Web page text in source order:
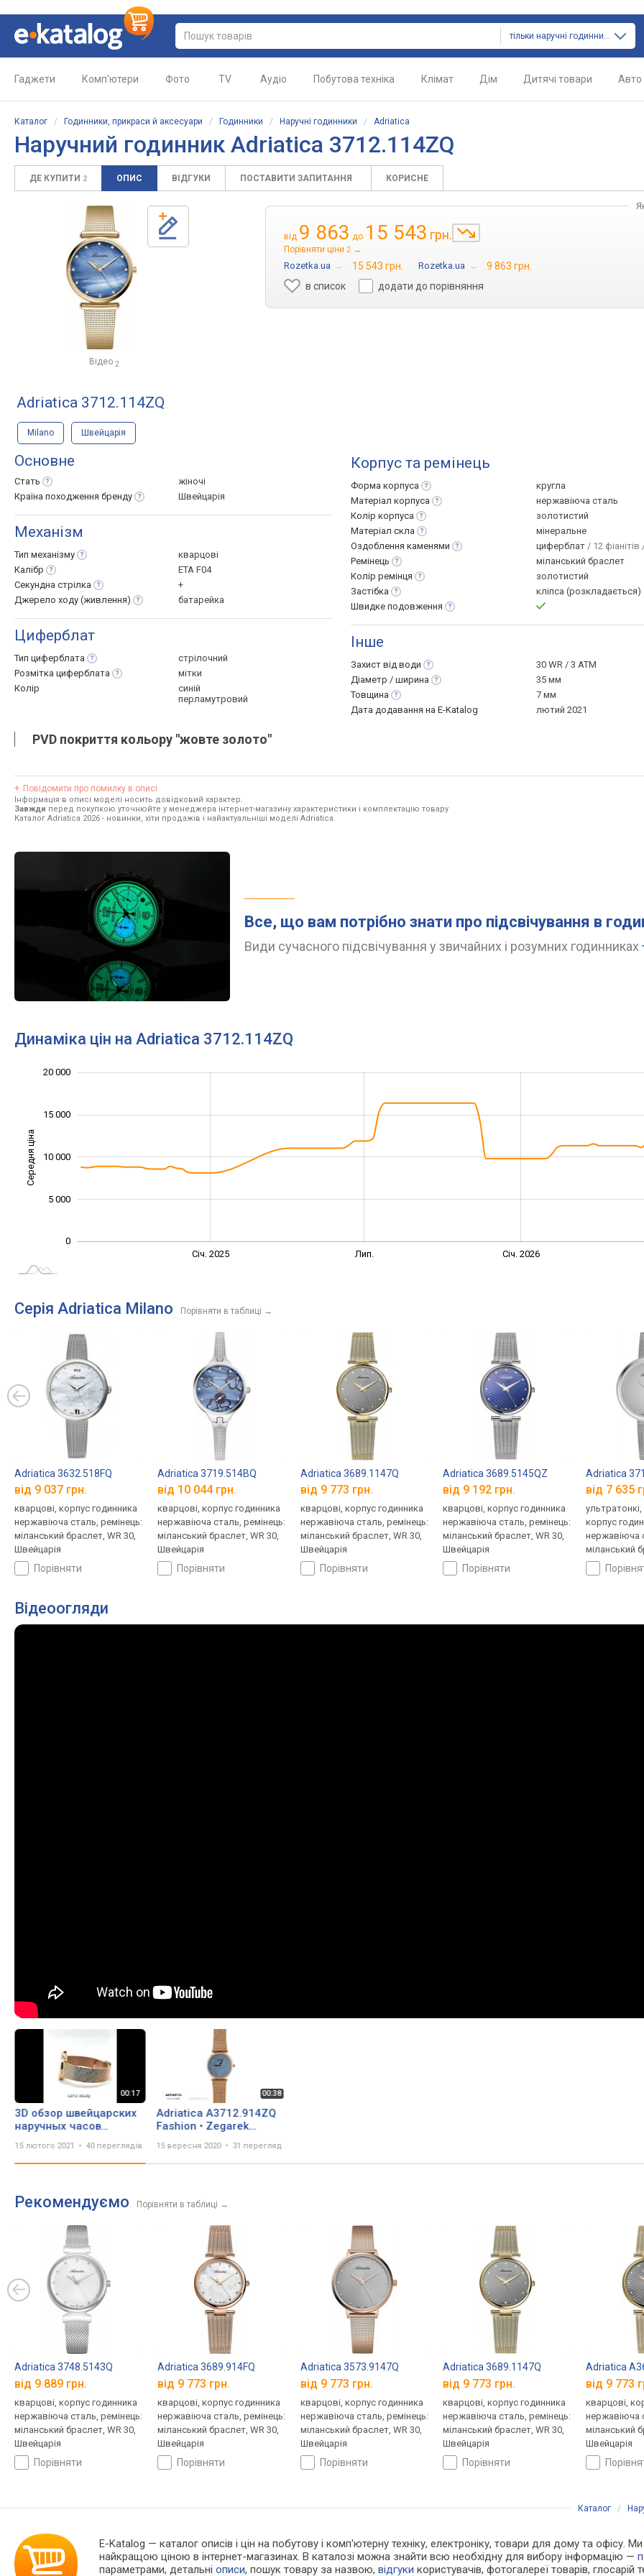
тільки наручні годинники
Гаджети Комп'ютери Фото TV Аудіо Побутова техніка Клімат Дім Дитячі товари Авто
Каталог / Годинники, прикраси й аксесуари / Годинники / Наручні годинники / Adriatica
Наручний годинник Adriatica 3712.114ZQ
ДЕ КУПИТИ 2 ОПИС ВІДГУКИ ПОСТАВИТИ ЗАПИТАННЯ КОРИСНЕ
Відео 2
від 9 863 до 15 543 грн.
Порівняти ціни 2 →
Rozetka.ua → 15 543 грн. Rozetka.ua →
9 863 грн.
в список
додати до порівняння
Adriatica 3712.114ZQ
Milano Швейцарія
Основне
Стать
жіночі
Країна походження бренду Швейцарія
Механізм
Тип механізму
кварцові
Калібр
ETA F04
Секундна стрілка
+
Джерело ходу (живлення) батарейка
Циферблат
Тип циферблата
стрілочний
Розмітка циферблата
мітки
Колір
синій
перламутровий
Корпус та ремінець
Форма корпуса
кругла
Матеріал корпуса
нержавіюча сталь
Колір корпуса
золотистий
Матеріал скла
мінеральне
Оздоблення каменями циферблат / 12 фіанітів
Ремінець
міланський браслет
Колір ремінця
золотистий
Застібка
кліпса (розкладається)
Швидке подовження
Інше
Захист від води
30 WR / 3 ATM
Діаметр / ширина
35 мм
Товщина
7 мм
Дата додавання на E-Katalog
лютий 2021
PVD покриття кольору "жовте золото"
Повідомити про помилку в описі
Інформація в описі моделі носить довідковий характер.
Завжди перед покупкою уточнюйте у менеджера інтернет-магазину характеристики і комплектацію товару
Каталог Adriatica 2026 - новинки, хіти продажів і найактуальніші моделі Adriatica.
Все, що вам потрібно знати про підсвічування в
Види сучасного підсвічування у звичайних і розумних годинниках
Динаміка цін на Adriatica 3712.114ZQ
Середня ціна 10 000
0
5 000
10 000
15 000
20 000
Січ. 2025 Лип. Січ. 2026
Серія Adriatica Milano Порівняти в таблиці →
Adriatica 3632.518FQ
від 9 037 грн.
кварцові, корпус годинника
нержавіюча сталь, ремінець:
міланський браслет, WR 30,
Швейцарія
порівняти
Adriatica 3719.514BQ
від 10 044 грн.
кварцові, корпус годинника
нержавіюча сталь, ремінець:
міланський браслет, WR 30,
Швейцарія
порівняти
Adriatica 3689.1147Q
від 9 773 грн.
кварцові, корпус годинника
нержавіюча сталь, ремінець:
міланський браслет, WR 30,
Швейцарія
порівняти
Adriatica 3689.5145QZ
від 9 192 грн.
кварцові, корпус годинника
нержавіюча сталь, ремінець:
міланський браслет, WR 30,
Швейцарія
порівняти
Adriatica
від 7 635
корпус
нержавіюча
міланський
Швейцарія
Відеоогляди
3D обзор швейцарских
наручных часов
15 лютого 2021 40 переглядів
Adriatica A3712.914ZQ
Fashion • Zegarek
15 вересня 2020 31 перегляд
Рекомендуємо Порівняти в таблиці →
Adriatica 3748.5143Q
від 9 889 грн.
кварцові, корпус годинника
нержавіюча сталь, ремінець:
міланський браслет, WR 30,
Швейцарія
порівняти
Adriatica 3689.914FQ
від 9 773 грн.
кварцові, корпус годинника
нержавіюча сталь, ремінець:
міланський браслет, WR 30,
Швейцарія
порівняти
Adriatica 3573.9147Q
від 9 773 грн.
кварцові, корпус годинника
нержавіюча сталь, ремінець:
міланський браслет, WR 30,
Швейцарія
порівняти
Adriatica 3689.1147Q
від 9 773 грн.
кварцові, корпус годинника
нержавіюча сталь, ремінець:
міланський браслет, WR 30,
Швейцарія
порівняти
Adriatica
від 9 773
кварцові,
нержавіюча
міланський
Швейцарія
Каталог /
E-Katalog — каталог описів і цін на побутову і комп'ютерну техніку, електроніку, товари для дому та офісу.
найкращою ціною в інтернет-магазинах. В каталозі можна знайти всю необхідну для вибору інформацію —
параметрами, детальніописи, пошук товару за назвою,відгуки користувачів, фотогалереї товарів, глосарій